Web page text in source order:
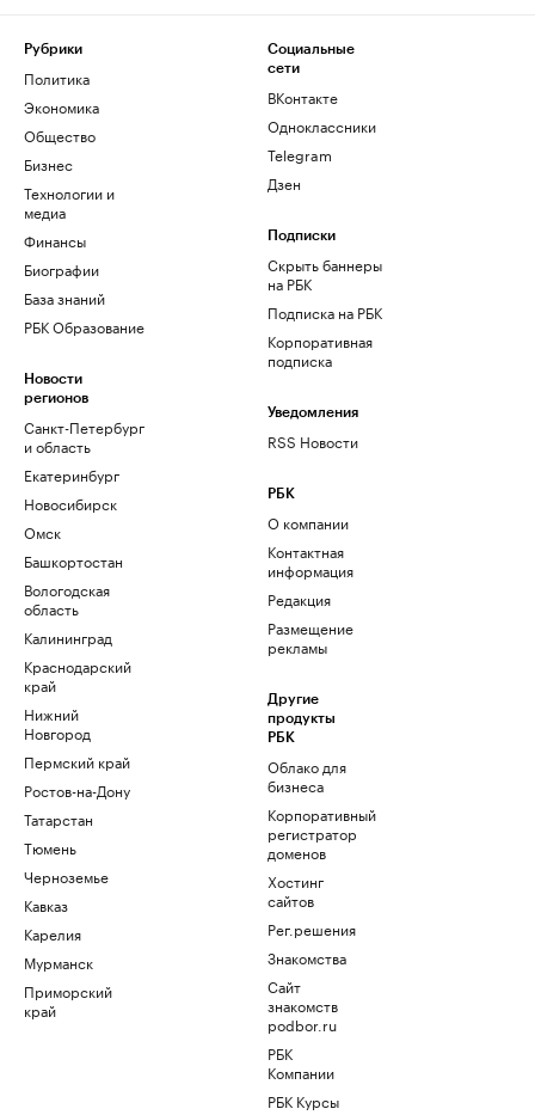
Рубрики
Политика
Экономика
Общество
Бизнес
Технологии и
медиа
Финансы
Биографии
База знаний
РБК Образование
Новости
регионов
Санкт-Петербург
и область
Екатеринбург
Новосибирск
Омск
Башкортостан
Вологодская
область
Калининград
Краснодарский
край
Нижний
Новгород
Пермский край
Ростов-на-Дону
Татарстан
Тюмень
Черноземье
Кавказ
Карелия
Мурманск
Приморский
край
Социальные
сети
ВКонтакте
Одноклассники
Telegram
Дзен
Подписки
Скрыть баннеры
на РБК
Подписка на РБК
Корпоративная
подписка
Уведомления
RSS Новости
РБК
О компании
Контактная
информация
Редакция
Размещение
рекламы
Другие
продукты
РБК
Облако для
бизнеса
Корпоративный
регистратор
доменов
Хостинг
сайтов
Рег.решения
Знакомства
Сайт
знакомств
podbor.ru
РБК
Компании
РБК Курсы